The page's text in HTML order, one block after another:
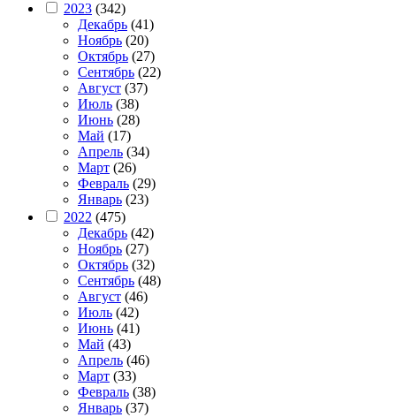
2023 (342)
Декабрь (41)
Ноябрь (20)
Октябрь (27)
Сентябрь (22)
Август (37)
Июль (38)
Июнь (28)
Май (17)
Апрель (34)
Март (26)
Февраль (29)
Январь (23)
2022 (475)
Декабрь (42)
Ноябрь (27)
Октябрь (32)
Сентябрь (48)
Август (46)
Июль (42)
Июнь (41)
Май (43)
Апрель (46)
Март (33)
Февраль (38)
Январь (37)